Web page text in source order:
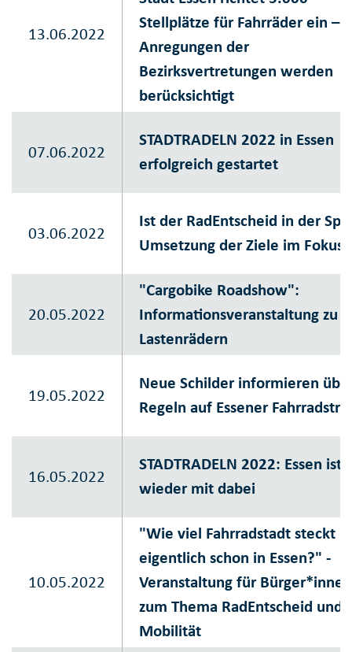
13.06.2022
Stellplätze für Fahrräder ein –
Anregungen der
Bezirksvertretungen werden
berücksichtigt
07.06.2022
STADTRADELN 2022 in Essen
erfolgreich gestartet
03.06.2022
Ist der RadEntscheid in der
Umsetzung der Ziele im Fokus
20.05.2022
"Cargobike Roadshow":
Informationsveranstaltung zu
Lastenrädern
19.05.2022
Neue Schilder informieren
Regeln auf Essener
16.05.2022
STADTRADELN 2022: Essen ist
wieder mit dabei
10.05.2022
"Wie viel Fahrradstadt steckt
eigentlich schon in Essen?" -
Veranstaltung für Bürger*innen
zum Thema RadEntscheid und
Mobilität